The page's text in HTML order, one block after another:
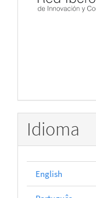
Idioma
English